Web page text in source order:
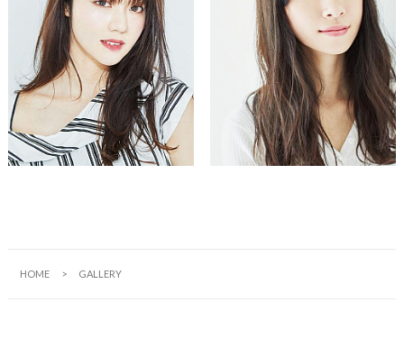
HOME GALLERY